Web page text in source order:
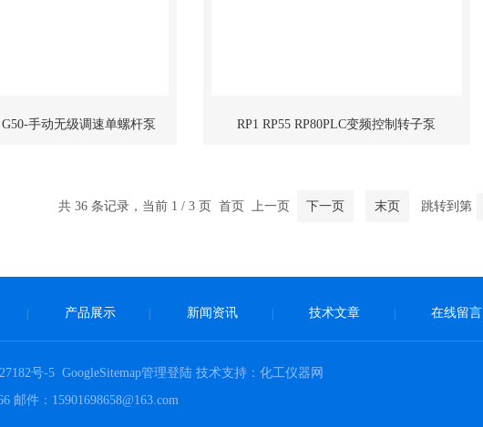
G50-手动无级调速单螺杆泵 RP1 RP55 RP80PLC变频控制转子泵
共 36 条记录，当前 1 / 3 页 首页 上一页 下一页 末页 跳转到第
产品展示 新闻资讯 技术文章 在线留言
号-5 GoogleSitemap管理登陆技术支持： 化工仪器网
邮件：15901698658@163.com